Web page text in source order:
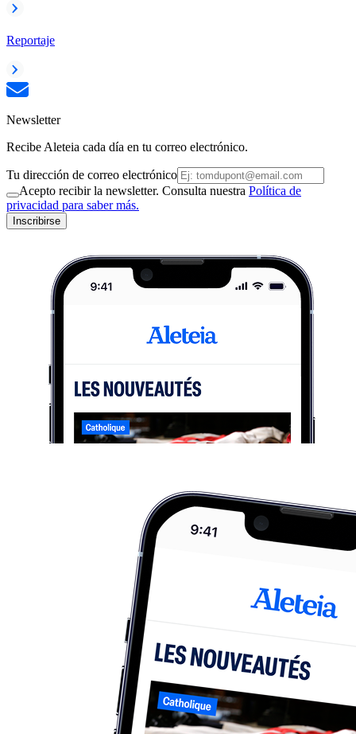
Reportaje
Newsletter
Recibe Aleteia cada día en tu correo electrónico.
Tu dirección de correo electrónico
Acepto recibir la newsletter. Consulta nuestra Política de
privacidad para saber más.
Inscribirse